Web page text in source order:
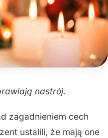
nastrój.
zagadnieniem cech
ustalili, że mają one